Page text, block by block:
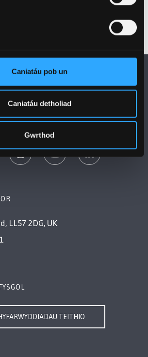
Caniatáu pob un
Caniatáu detholiad
Gwrthod
LL57 2DG, UK
TEITHIO